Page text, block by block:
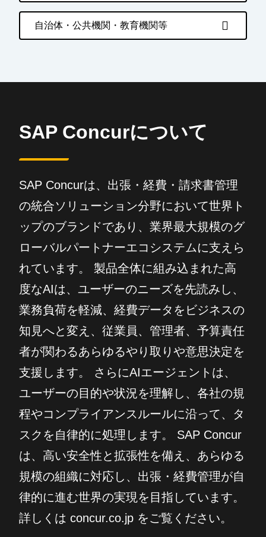
自治体・公共機関・教育機関等
SAP Concurについて
SAP Concurは、出張・経費・請求書管理
の統合ソリューション分野において世界ト
ップのブランドであり、業界最大規模のグ
ローバルパートナーエコシステムに支えら
れています。 製品全体に組み込まれた高
度なAIは、ユーザーのニーズを先読みし、
業務負荷を軽減、経費データをビジネスの
知見へと変え、従業員、管理者、予算責任
者が関わるあらゆるやり取りや意思決定を
支援します。 さらにAIエージェントは、
ユーザーの目的や状況を理解し、各社の規
程やコンプライアンスルールに沿って、タ
スクを自律的に処理します。 SAP Concur
は、高い安全性と拡張性を備え、あらゆる
規模の組織に対応し、出張・経費管理が自
律的に進む世界の実現を目指しています。
詳しくは concur.co.jp をご覧ください。